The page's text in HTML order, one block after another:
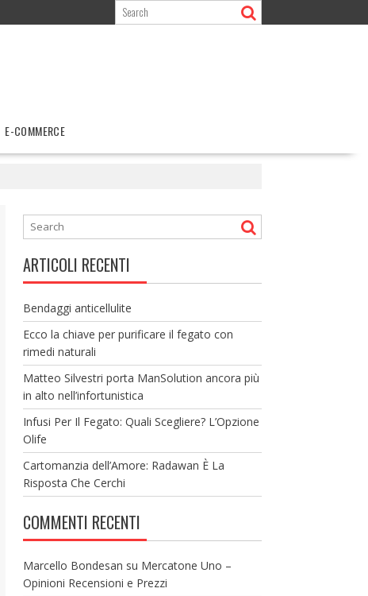
E-COMMERCE
ARTICOLI RECENTI
Bendaggi anticellulite
Ecco la chiave per purificare il fegato con
rimedi naturali
Matteo Silvestri porta ManSolution ancora più
in alto nell’infortunistica
Infusi Per Il Fegato: Quali Scegliere? L’Opzione
Olife
Cartomanzia dell’Amore: Radawan È La
Risposta Che Cerchi
COMMENTI RECENTI
Marcello Bondesan su Mercatone Uno –
Opinioni Recensioni e Prezzi